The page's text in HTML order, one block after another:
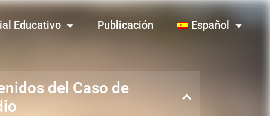
Educativo Publicación Español
del Caso de